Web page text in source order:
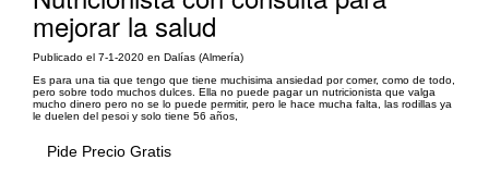
mejorar la salud
Publicado el 7-1-2020 en Dalías (Almería)
Es para una tia que tengo que tiene muchisima ansiedad por comer, como de todo,
pero sobre todo muchos dulces. Ella no puede pagar un nutricionista que valga
mucho dinero pero no se lo puede permitir, pero le hace mucha falta, las rodillas ya
le duelen del pesoi y solo tiene 56 años,
Pide Precio Gratis